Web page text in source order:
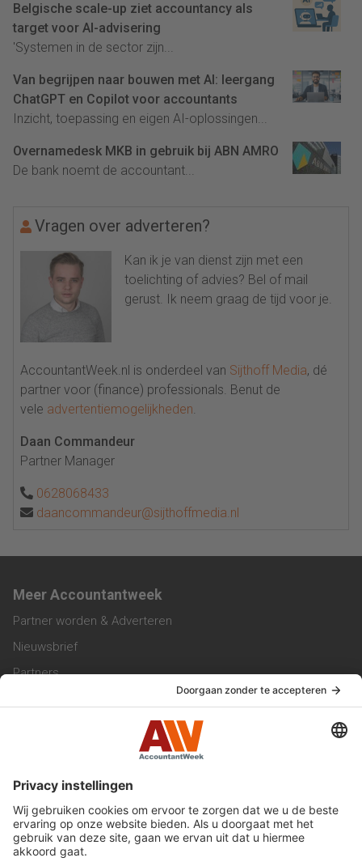
Belgische scale-up ziet accountancy als
target voor AI-advisering
'Systemen in de sector zijn...
Van begrijpen naar bouwen met AI: leergang
ChatGPT en Copilot voor accountants
Inzicht, toepassing en eigen AI-oplossingen...
Overnamedesk MKB in gebruik bij ABN AMRO
De bank noemt de accountant...
Vragen over adverteren?
Kan ik je van dienst zijn met een
toelichting of advies? Bel of mail
gerust. Ik neem graag de tijd voor je.
AccountantWeek.nl is onderdeel van Sijthoff Media, dé
partner voor (finance) professionals. Benut de
vele advertentiemogelijkheden.
Daan Commandeur
Partner Manager
0628068433
daancommandeur@sijthoffmedia.nl
Meer Accountantweek
Partner worden & Adverteren
Nieuwsbrief
Partners
Werken bij ons
Privacy Statement
Algemene Voorwaarden